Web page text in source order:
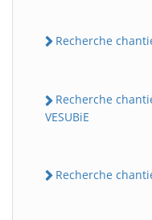
Recherche
Recherche
VESUBiE
Recherche